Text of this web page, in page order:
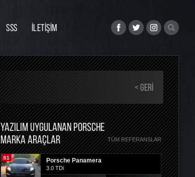
SSS İLETİŞİM
< GERI
YAZILIM UYGULANAN PORSCHE
MARKA ARAÇLAR
TÜM REFERANSLAR
S1 Porsche Panamera
3.0 TDi